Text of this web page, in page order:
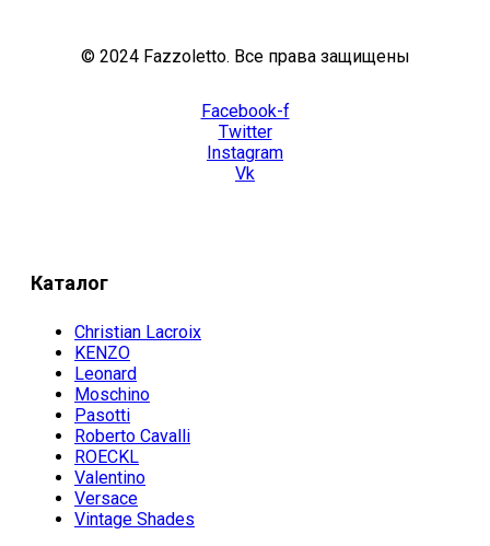
© 2024 Fazzoletto. Все права защищены
Facebook-f
Twitter
Instagram
Vk
Каталог
Christian Lacroix
KENZO
Leonard
Moschino
Pasotti
Roberto Cavalli
ROECKL
Valentino
Versace
Vintage Shades